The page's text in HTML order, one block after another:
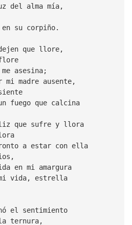
del alma mía,
su corpiño.
que llore,
asesina;
mi madre ausente,
fuego que calcina
que sufre y llora
a estar con ella
en mi amargura
vida, estrella
el sentimiento
ternura,